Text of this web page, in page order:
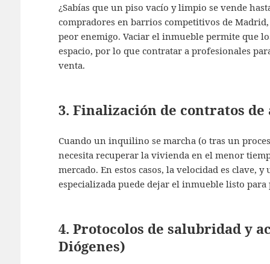
¿Sabías que un piso vacío y limpio se vende
compradores en barrios competitivos de
peor enemigo. Vaciar el inmueble permite que
espacio, por lo que contratar a profesionales
venta.
3. Finalización de contratos
Cuando un inquilino se marcha (o tras un
necesita recuperar la vivienda en el menor
mercado. En estos casos, la velocidad es clave, y
especializada puede dejar el inmueble listo
4. Protocolos de salubridad y
Diógenes)